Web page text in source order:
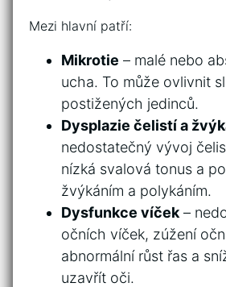
Mezi hlavní patří:
Mikrotie – malé‌ nebo
ucha.​ To může⁤ ovlivnit
postižených jedinců.
Dysplazie ⁢čelistí ⁢a
nedostatečný vývoj
nízká svalová tonus a
žvýkáním a polykáním.
Dysfunkce víček –
očních víček, zúžení
abnormální růst řas a
uzavřít ⁢oči.